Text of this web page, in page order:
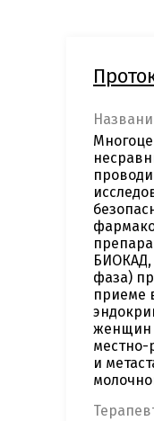
фаза)
приеме
женщин
местно-
и